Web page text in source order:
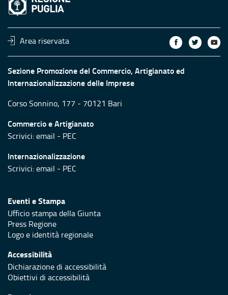
Area riservata
Sezione Promozione del Commercio, Artigianato ed
Internazionalizzazione delle Imprese
Corso Sonnino, 177 - 70121 Bari
Commercio e Artigianato
Scrivici:email - PEC
Internazionalizzazione
Scrivici:email - PEC
Eventi e Stampa
Ufficio stampa della Giunta
Press Regione
Logo e identità regionale
Accessibilità
Dichiarazione di accessibilità
Obiettivi di accessibilità